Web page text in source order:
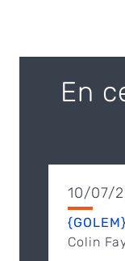
En
10/07/
Colin